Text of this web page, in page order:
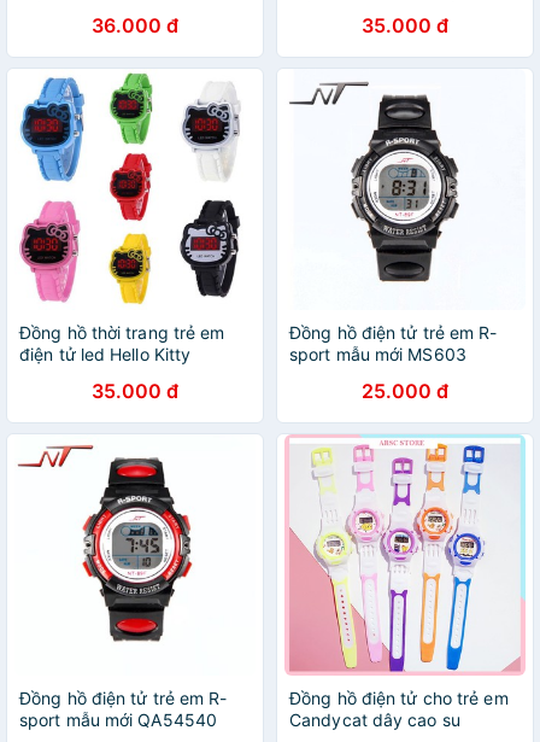
36.000 đ 35.000 đ
Đồng hồ thời trang trẻ em
điện tử led Hello Kitty
35.000 đ
Đồng hồ điện tử trẻ em R-
sport mẫu mới MS603
25.000 đ
Đồng hồ điện tử trẻ em R-
sport mẫu mới QA54540
Đồng hồ điện tử cho trẻ em
Candycat dây cao su